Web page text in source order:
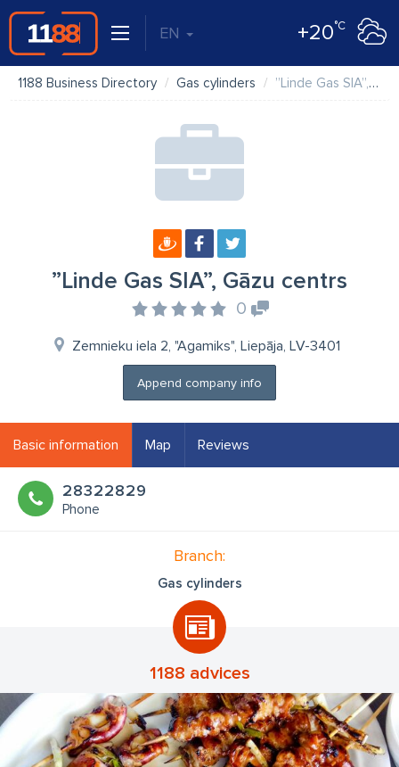
EN +20°C
1188 Business Directory Gas cylinders ”Linde Gas SIA”, Gāzu centrs
”Linde Gas SIA”, Gāzu centrs
0
Zemnieku iela 2, "Agamiks", Liepāja, LV-3401
Append company info
Basic information Map Reviews
28322829
Phone
Branch:
Gas cylinders
1188 advices